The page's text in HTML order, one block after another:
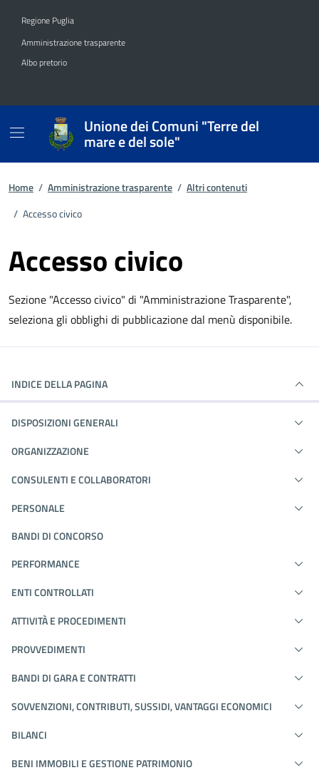
Regione Puglia
Amministrazione trasparente
Albo pretorio
Unione dei Comuni "Terre del
mare e del sole"
Home / Amministrazione trasparente / Altri contenuti
/ Accesso civico
Accesso civico
Sezione "Accesso civico" di "Amministrazione Trasparente",
seleziona gli obblighi di pubblicazione dal menù disponibile.
INDICE DELLA PAGINA
DISPOSIZIONI GENERALI
ORGANIZZAZIONE
CONSULENTI E COLLABORATORI
PERSONALE
BANDI DI CONCORSO
PERFORMANCE
ENTI CONTROLLATI
ATTIVITÀ E PROCEDIMENTI
PROVVEDIMENTI
BANDI DI GARA E CONTRATTI
SOVVENZIONI, CONTRIBUTI, SUSSIDI, VANTAGGI ECONOMICI
BILANCI
BENI IMMOBILI E GESTIONE PATRIMONIO